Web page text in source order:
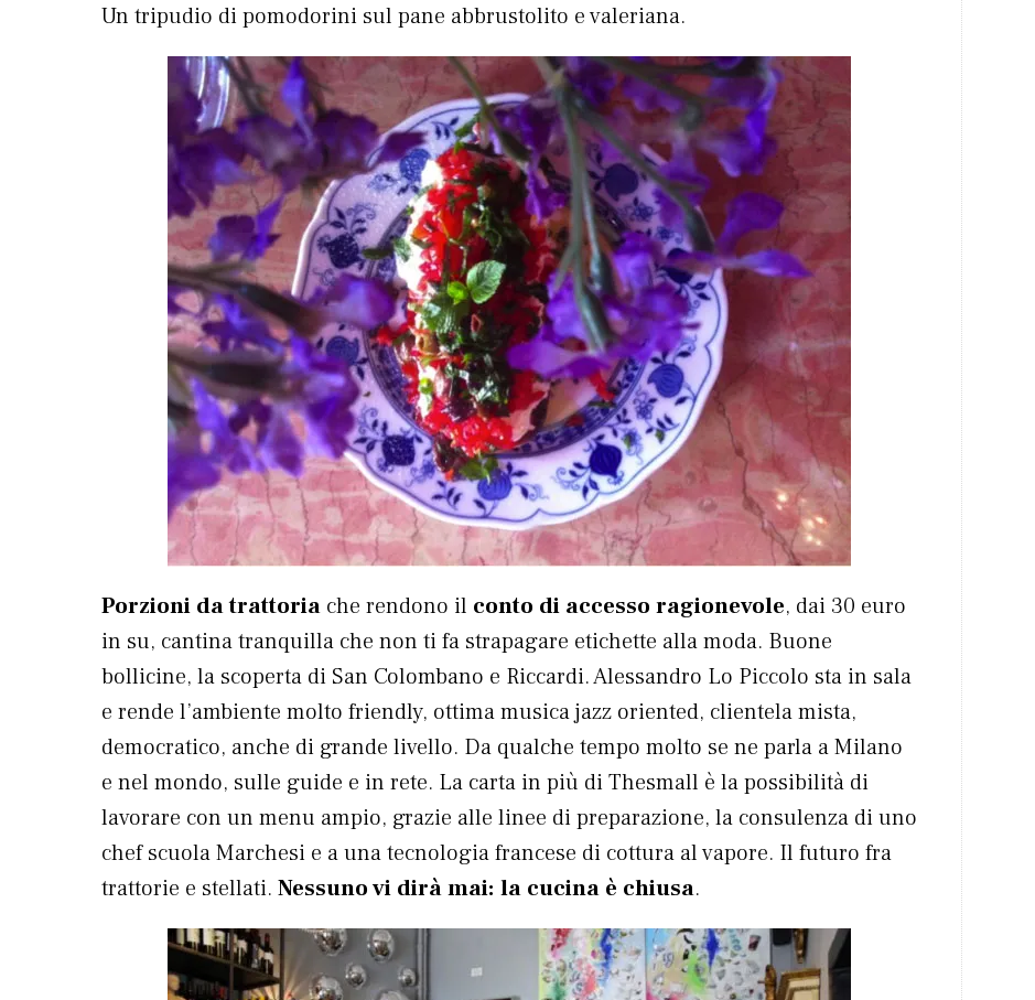
Un tripudio di pomodorini sul pane abbrustolito e valeriana.
Porzioni da trattoria che rendono il conto di accesso ragionevole, dai 30 euro
in su, cantina tranquilla che non ti fa strapagare etichette alla moda. Buone
bollicine, la scoperta di San Colombano e Riccardi. Alessandro Lo Piccolo sta in sala
e rende l’ambiente molto friendly, ottima musica jazz oriented, clientela mista,
democratico, anche di grande livello. Da qualche tempo molto se ne parla a Milano
e nel mondo, sulle guide e in rete. La carta in più di Thesmall è la possibilità di
lavorare con un menu ampio, grazie alle linee di preparazione, la consulenza di uno
chef scuola Marchesi e a una tecnologia francese di cottura al vapore. Il futuro fra
trattorie e stellati. Nessuno vi dirà mai: la cucina è chiusa.